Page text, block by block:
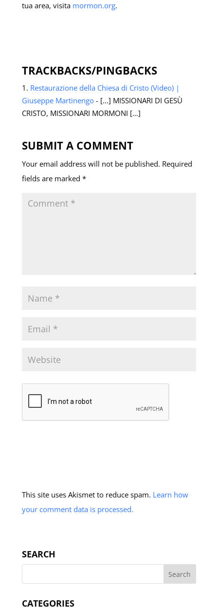
tua area, visita mormon.org.
TRACKBACKS/PINGBACKS
Restaurazione della Chiesa di Cristo (Video) |
Giuseppe Martinengo- […] MISSIONARI DI GESÙ
CRISTO, MISSIONARI MORMONI […]
SUBMIT A COMMENT
Your email address will not be published. Required
fields are marked *
This site uses Akismet to reduce spam. Learn how
your comment data is processed.
SEARCH
CATEGORIES